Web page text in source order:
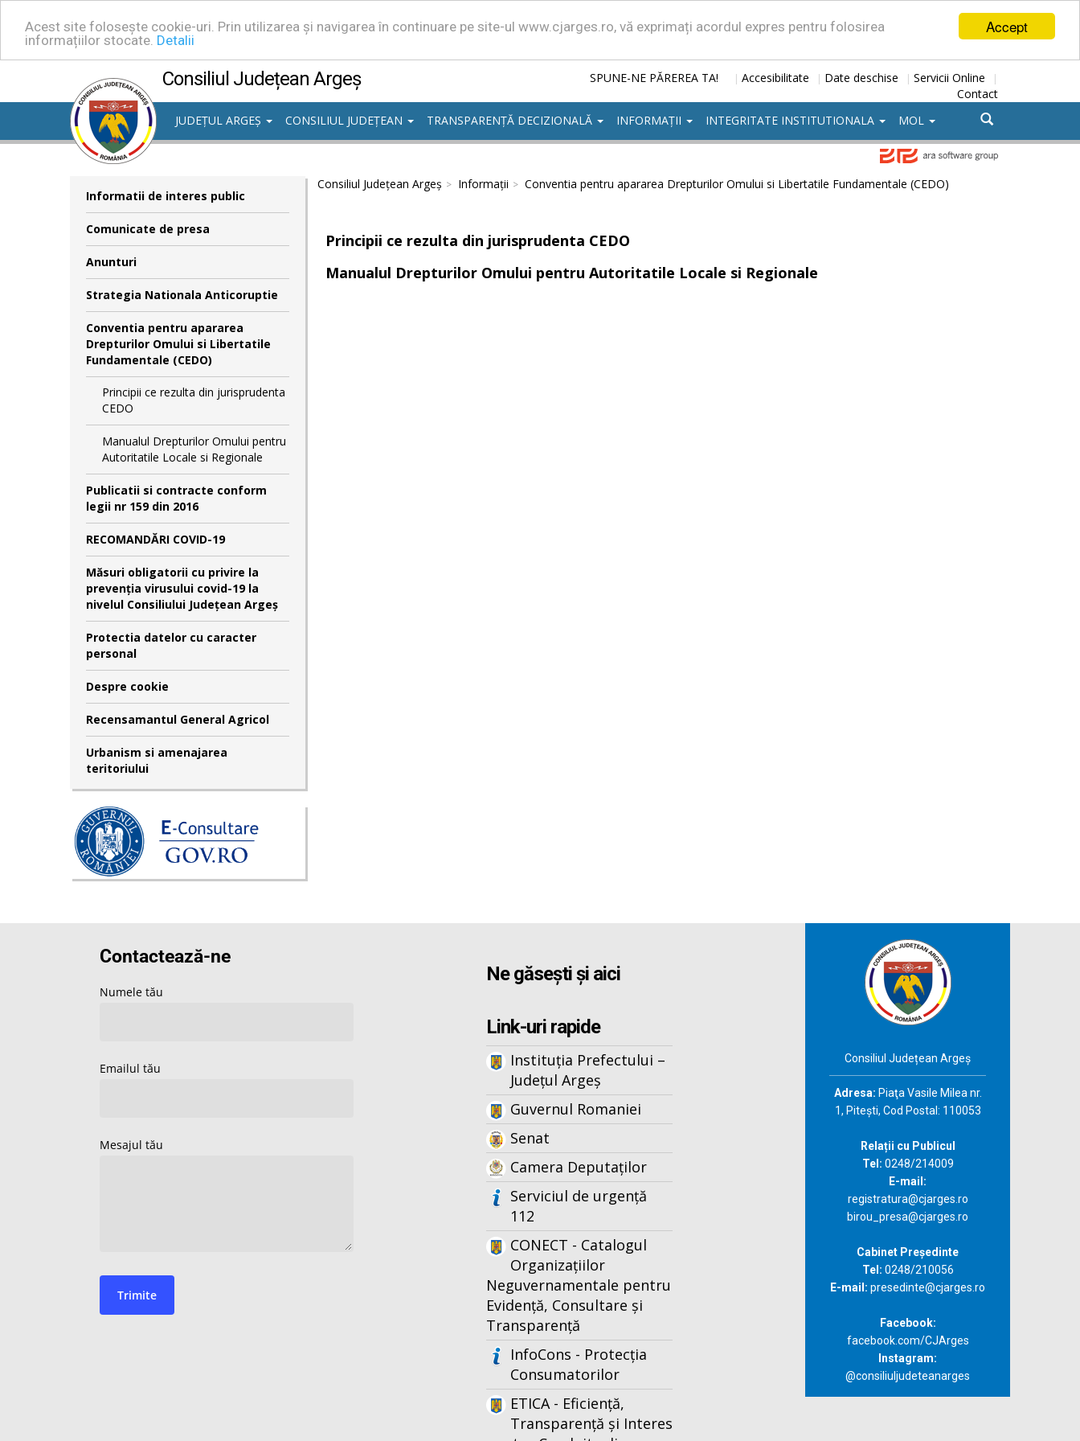
Accept
Acest site folosește cookie-uri. Prin utilizarea și navigarea în continuare pe site-ul www.cjarges.ro, vă exprimați acordul expres pentru folosirea
informațiilor stocate. Detalii
Consiliul Județean Argeș SPUNE-NE PĂREREA TA! | Accesibilitate | Date deschise | Servicii Online |
Contact
JUDEȚUL ARGEȘ
CONSILIUL JUDEȚEAN TRANSPARENȚĂ DECIZIONALĂ INFORMAȚII INTEGRITATE INSTITUTIONALA MOL
Informatii de interes public
Comunicate de presa
Anunturi
Strategia Nationala Anticoruptie
Conventia pentru apararea
Drepturilor Omului si Libertatile
Fundamentale (CEDO)
Principii ce rezulta din jurisprudenta
CEDO
Manualul Drepturilor Omului pentru
Autoritatile Locale si Regionale
Publicatii si contracte conform
legii nr 159 din 2016
RECOMANDĂRI COVID-19
Măsuri obligatorii cu privire la
prevenția virusului covid-19 la
nivelul Consiliului Județean Argeș
Protectia datelor cu caracter
personal
Despre cookie
Recensamantul General Agricol
Urbanism si amenajarea
teritoriului
Consiliul Județean Argeș Informații Conventia pentru apararea Drepturilor Omului si Libertatile Fundamentale (CEDO)
Principii ce rezulta din jurisprudenta CEDO
Manualul Drepturilor Omului pentru Autoritatile Locale si Regionale
Ne găsești și aici
Link-uri rapide
Instituția Prefectului –
Județul Argeș
Guvernul Romaniei
Senat
Camera Deputaților
Serviciul de urgență
112
CONECT - Catalogul
Organizațiilor
Neguvernamentale pentru
Evidență, Consultare și
Transparență
InfoCons - Protecția
Consumatorilor
ETICA - Eficiență,
Transparență și Interes
Consiliul Județean Argeș
Adresa: Piaţa Vasile Milea nr.
1, Piteşti, Cod Postal: 110053
Relații cu Publicul
Tel: 0248/214009
E-mail:
registratura@cjarges.ro
birou_presa@cjarges.ro
Cabinet Președinte
Tel: 0248/210056
E-mail: presedinte@cjarges.ro
Facebook:
facebook.com/CJArges
Instagram:
@consiliuljudeteanarges